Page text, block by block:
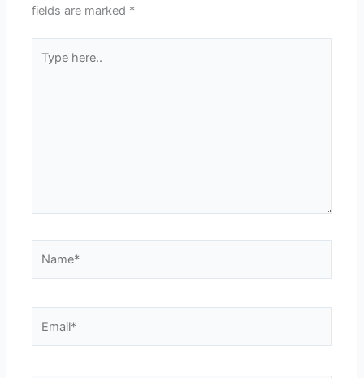
fields are marked *
here..